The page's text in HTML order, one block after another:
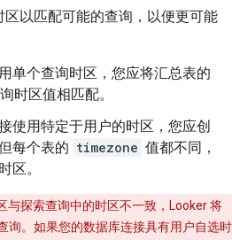
以匹配可能的查询，以便更可能
单个查询时区，您应将汇总表的
时区值相匹配。
使用特定于用户的时区，您应创
每个表的 timezone 值都不同，
区。
与探索查询中的时区不一致，Looker 将
询。如果您的数据库连接具有用户自选时